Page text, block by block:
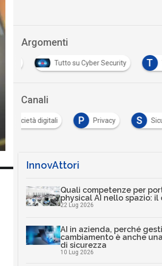
Argomenti
Tutto su Cyber Security T
Canali
e società digitali P Privacy S
InnovAttori
Quali competenze per
physical AI nello spazio: il
22 Lug 2026
AI in azienda, perché
cambiamento è anche
di sicurezza
10 Lug 2026